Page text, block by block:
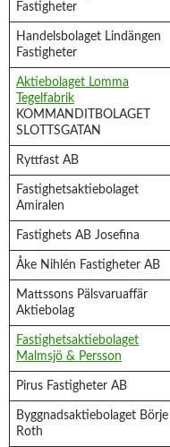
Fastigheter
Handelsbolaget Lindängen
Fastigheter
Aktiebolaget Lomma
Tegelfabrik
KOMMANDITBOLAGET
SLOTTSGATAN
Ryttfast AB
Fastighetsaktiebolaget
Amiralen
Fastighets AB Josefina
Åke Nihlén Fastigheter AB
Mattssons Pälsvaruaffär
Aktiebolag
Fastighetsaktiebolaget
Malmsjö & Persson
Pirus Fastigheter AB
Byggnadsaktiebolaget Börje
Roth